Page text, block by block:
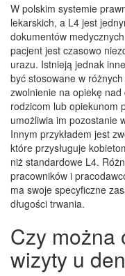
W polskim systemie
lekarskich, a L4 jest
dokumentów
pacjent jest czasowo
urazu. Istnieją jednak
być stosowane w
zwolnienie na opiekę
rodzicom lub opiekunom
umożliwia im pozostanie
Innym przykładem jest
które przysługuje
niż standardowe L4.
pracowników i
ma swoje specyficzne
długości trwania.
Czy można
wizyty u